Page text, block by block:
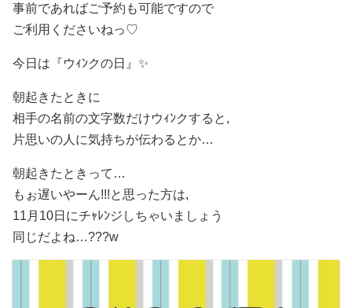
事前であればご予約も可能ですので
ご利用くださいねっ♡
今日は『ウｨﾝクの日』✨
朝起きたときに
相手の名前の文字数だけウｨﾝクすると,
片思いの人に気持ちが伝わるとか…
朝起きたときって…
もぉ遅いやーん!!!と思った方は,
11月10日にチｬﾚﾝジしちゃいましょう
同じだよね…???w